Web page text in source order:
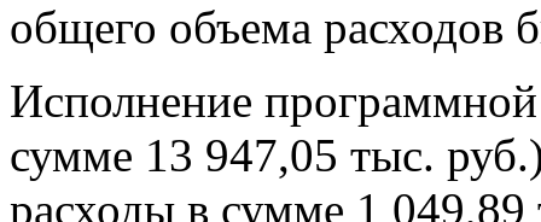
общего объема расходов
Исполнение
сумме 13 947,05 тыс.
расходы в сумме 1